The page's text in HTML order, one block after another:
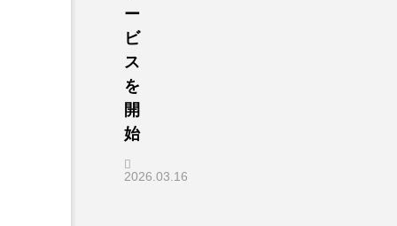
ー
ビ
ス
を
開
始
2026.03.16